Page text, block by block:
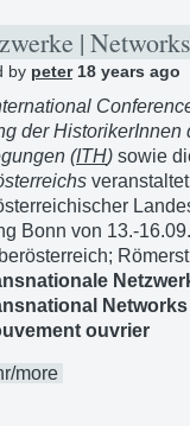
|
by peter18 years ago
der
(ITH) sowie
Bonn von 13.-
ouvrier
more